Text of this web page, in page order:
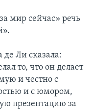
мир сейчас» речь
Ли сказала:
то, что он делает
и честно с
и с юмором,
презентацию за